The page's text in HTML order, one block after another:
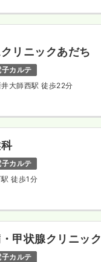
リニックあだち
子カルテ
大師西駅 徒歩22分
子カルテ
徒歩1分
甲状腺クリニック
子カルテ